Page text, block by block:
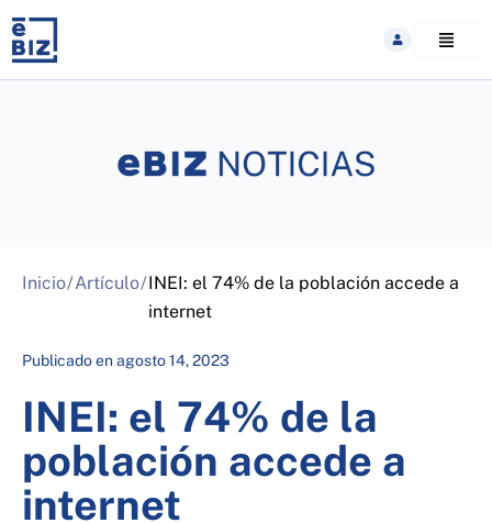
content
Inicio/Artículo/INEI: el 74% de la población accede a
internet
Publicado enagosto 14, 2023
INEI: el 74% de la
población accede a
internet